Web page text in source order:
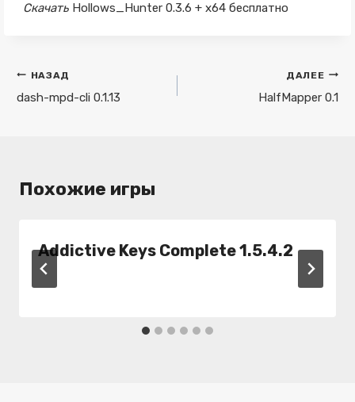
Скачать Hollows_Hunter 0.3.6 + x64 бесплатно
Навигация
по
НАЗАД
dash-mpd-cli 0.1.13
ДАЛЕЕ
HalfMapper 0.1
Похожие игры
Addictive Keys Complete 1.5.4.2